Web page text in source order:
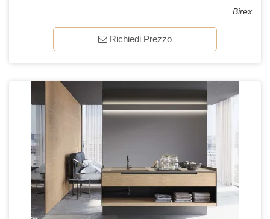
Birex
Richiedi Prezzo